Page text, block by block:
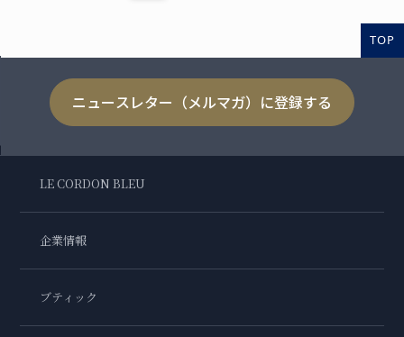
TOP
ニュースレター（メルマガ）に登録する
LE CORDON BLEU
企業情報
ブティック